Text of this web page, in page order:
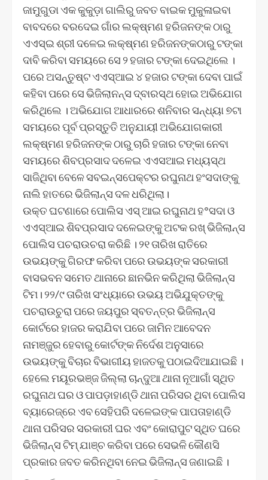
ଜାମୁଗୁଡା ଏକ କୁକୁଡ଼ା ଗାଲିରୁ ଜବତ ବାଇକ ମୁକୁଳାଇବା
ବାବଦରେ ବରଦେଇ ଗାଁର ଲକ୍ଷ୍ମଣ ହରିଜନଙ୍କ ଠାରୁ
ଏଏସ୍‌ଇ ଶ୍ରୀ ଦଳେଇ ଲକ୍ଷ୍ମଣ ହରିଜନଙ୍କଠାରୁ ଟଙ୍କା
ଦାବି କରିବା ସମୟରେ ସେ ୨ ହଜାର ଟଙ୍କା ଦେଇଥିଲେ ।
ପରେ ଅସନ୍ତୁଷ୍ଟ ଏଏସ୍ଆଇ ୪ ହଜାର ଟଙ୍କା ଦେବା ପାଇଁ
କହିବା ପରେ ସେ ଭିଜିଲାନନ୍ସ ଦ୍ବାରସ୍ଥ ହୋଇ ଅଭିଯୋଗ
କରିଥିଲେ । ଅଭିଯୋଗ ଆଧାରରେ ଶନିବାର ସନ୍ଧ୍ୟା ୭ଟା
ସମୟରେ ପୂର୍ବ ପ୍ରସ୍ତୁତି ଅନୁଯାୟୀ ଅଭିଯୋଗକାରୀ
ଲକ୍ଷ୍ମଣ ହରିଜନଙ୍କ ଠାରୁ ଚାରି ହଜାର ଟଙ୍କା ନେବା
ସମୟରେ ଶିବପ୍ରସାଦ ଦଳେଇ ଏଏସଆଇ ମଧ୍ୟସ୍ଥ
ସାଜିଥିବା ବେଳେ ସବଇନ୍ସପେକ୍ଟର ରଘୁନାଥ ହଂସଦାଙ୍କୁ
ନାଲି ହାତରେ ଭିଜିଲାନ୍ସ ଦଳ ଧରିଥିଲା।
ଉକ୍ତ ଘଟଣାରେ ପୋଲିସ ଏସ୍‌ ଆଇ ରଘୁନାଥ ହ°ସଦା ଓ
ଏଏସ୍ଆଇ ଶିବପ୍ରସାଦ ଦଳେଇଙ୍କୁ ଅଟକ ରଖ୍ ଭିଜିଲାନ୍ସ
ପୋଲିସ ପଚରାଉଚରା କରିଛି । ୨୧ ତାରିଖ ରାତିରେ
ଉଭୟଙ୍କୁ ଗିରଫ କରିବା ପରେ ଉଭୟଙ୍କ ସରକାରୀ
ବାସଭବନ ସମେତ ଥାନାରେ ଛାନଭିନ କରିଥିଲା ଭିଜିଲାନ୍ସ
ଟିମ। ୨୨/୯ ତାରିଖ ସଂଧ୍ୟାରେ ଉଭୟ ଅଭିଯୁକ୍ତଙ୍କୁ
ପଚରାଉଚୁରା ପରେ ଜୟପୁର ସ୍ବତନ୍ତ୍ର ଭିଜିଲାନ୍ସ
କୋର୍ଟରେ ହାଜର କରାଯିବା ପରେ ଜାମିନ ଆବେଦନ
ନାମଞ୍ଜୁର ହେବାରୁ କୋର୍ଟଙ୍କ ନିର୍ଦେଶ ଅନୁସାରେ
ଉଭୟଙ୍କୁ ବିଚାର ବିଭାଗୀୟ ହାଜତକୁ ପଠାଇଦିଆଯାଇଛି ।
ହେଲେ ମୟୂରଭଞ୍ଜ ଜିଲ୍ଲା ଚାନ୍ଦୁଆ ଥାନା ନୂଆଗାଁ ସ୍ଥିତ
ରଘୁନାଥ ଘର ଓ ପାପଡ଼ାହାଣ୍ଡି ଥାନା ପରିସର ଥିବା ପୋଲିସ
ବ୍ୟାରେଜ୍‌ରେ ଏବ ସେହିପରି ଦଳେଇଙ୍କ ପାପତାହାଣ୍ଡି
ଥାନା ପରିସର ସରକାରୀ ଘର ଏବଂ କୋରାପୁଟ ସ୍ଥିତ ଘରେ
ଭିଜିଲାନ୍ସ ଟିମ୍ ଯାଞ୍ଚ କରିବା ପରେ ସେଭଳି କୌଣସି
ପ୍ରକାର ଜବତ କରିନଥିବା ନେଇ ଭିଜିଲାନ୍ସ ଜଣାଇଛି ।